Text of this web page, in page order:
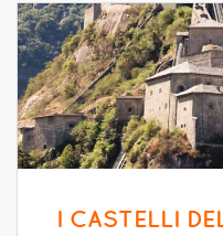
I CASTELLI